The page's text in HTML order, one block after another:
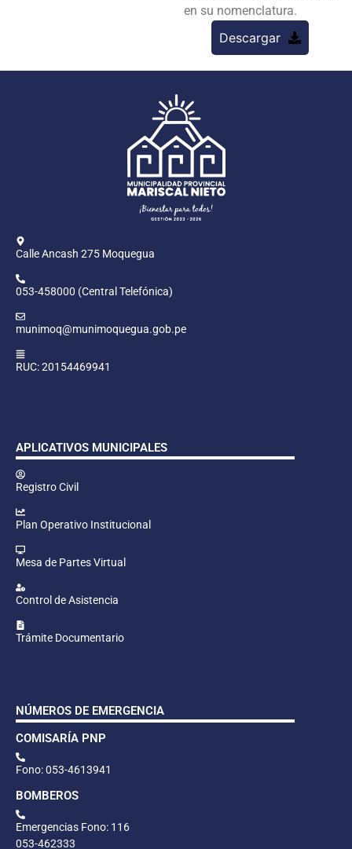
en su nomenclatura.
Descargar
Calle Ancash 275 Moquegua
053-458000 (Central Telefónica)
munimoq@munimoquegua.gob.pe
RUC: 20154469941
APLICATIVOS MUNICIPALES
Registro Civil
Plan Operativo Institucional
Mesa de Partes Virtual
Control de Asistencia
Trámite Documentario
NÚMEROS DE EMERGENCIA
COMISARÍA PNP
Fono: 053-4613941
BOMBEROS
Emergencias Fono: 116
053-462333